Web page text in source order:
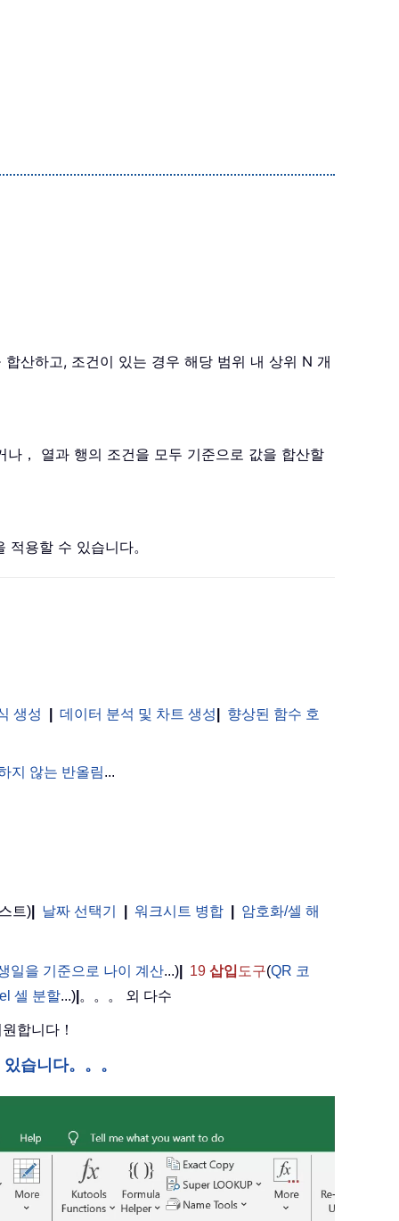
산하고, 조건이 있는 경우 해당 범위 내 상위 N 개
， 열과 행의 조건을 모두 기준으로 값을 합산할
용할 수 있습니다。
생성 데이터 분석 및 차트 생성 향상된 함수 호
지 않는 반올림...
트) 날짜 선택기 워크시트 병합
암호화/셀 해
일을 기준으로 나이 계산...) 19 삽입 도구(QR 코
셀 분할...) 。。。 외 다수
합니다！
습니다。。。